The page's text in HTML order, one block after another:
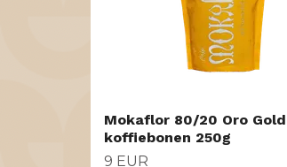
Mokaflor 80/20 Oro
koffiebonen 250g
9 EUR